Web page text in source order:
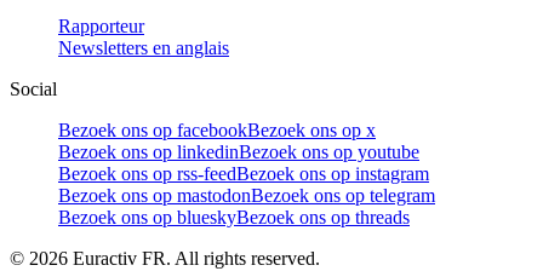
Rapporteur
Newsletters en anglais
Social
Bezoek ons op facebookBezoek ons op x
Bezoek ons op linkedinBezoek ons op youtube
Bezoek ons op rss-feedBezoek ons op instagram
Bezoek ons op mastodonBezoek ons op telegram
Bezoek ons op blueskyBezoek ons op threads
© 2026 Euractiv FR. All rights reserved.